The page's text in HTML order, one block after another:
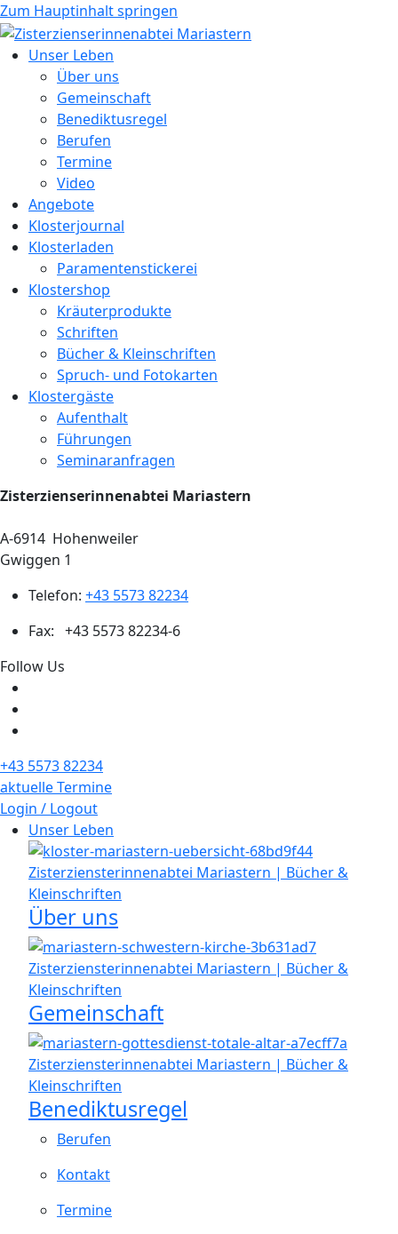
Zum Hauptinhalt springen
Unser Leben
Über uns
Gemeinschaft
Benediktusregel
Berufen
Termine
Video
Angebote
Klosterjournal
Klosterladen
Paramentenstickerei
Klostershop
Kräuterprodukte
Schriften
Bücher & Kleinschriften
Spruch- und Fotokarten
Klostergäste
Aufenthalt
Führungen
Seminaranfragen
Zisterzienserinnenabtei Mariastern
A-6914 Hohenweiler
Gwiggen 1
Telefon: +43 5573 82234
Fax: +43 5573 82234-6
Follow Us
+43 5573 82234
aktuelle Termine
Login / Logout
Unser Leben
Über uns
Gemeinschaft
Benediktusregel
Berufen
Kontakt
Termine